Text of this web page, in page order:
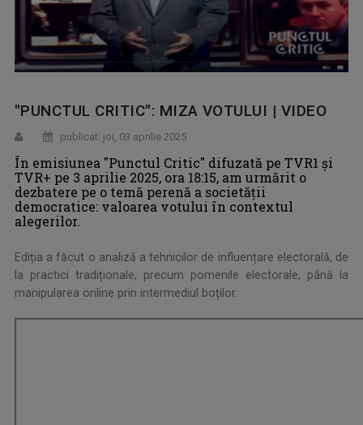
"PUNCTUL CRITIC": MIZA VOTULUI | VIDEO
publicat: joi, 03 aprilie 2025
În emisiunea "Punctul Critic" difuzată pe TVR1 și
TVR+ pe 3 aprilie 2025, ora 18:15, am urmărit o
dezbatere pe o temă perenă a societății
democratice: valoarea votului în contextul
alegerilor.
Ediția a făcut o analiză a tehnicilor de influențare electorală, de
la practici tradiționale, precum pomenile electorale, până la
manipularea online prin intermediul boților.